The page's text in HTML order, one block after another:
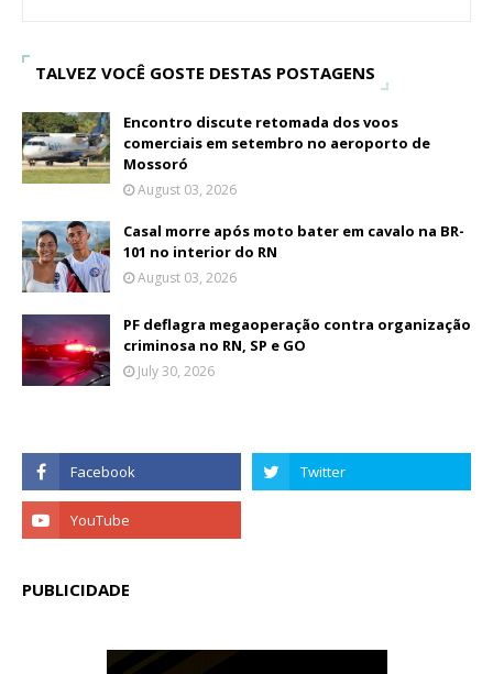
TALVEZ VOCÊ GOSTE DESTAS POSTAGENS
Encontro discute retomada dos voos
comerciais em setembro no aeroporto de
Mossoró
August 03, 2026
Casal morre após moto bater em cavalo na BR-
101 no interior do RN
August 03, 2026
PF deflagra megaoperação contra organização
criminosa no RN, SP e GO
July 30, 2026
PUBLICIDADE